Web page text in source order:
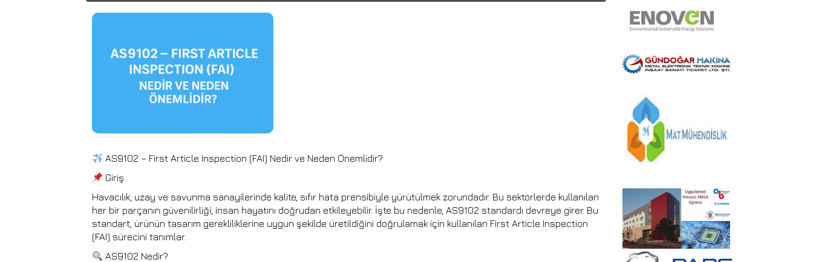
AS9102 – First Article Inspection (FAI) Nedir ve Neden Önemlidir?
Giriş
Havacılık, uzay ve savunma sanayilerinde kalite, sıfır hata prensibiyle yürütülmek zorundadır. Bu sektörlerde kullanılan
her bir parçanın güvenilirliği, insan hayatını doğrudan etkileyebilir. İşte bu nedenle, AS9102 standardı devreye girer. Bu
standart, ürünün tasarım gerekliliklerine uygun şekilde üretildiğini doğrulamak için kullanılan First Article Inspection
(FAI) sürecini tanımlar.
AS9102 Nedir?